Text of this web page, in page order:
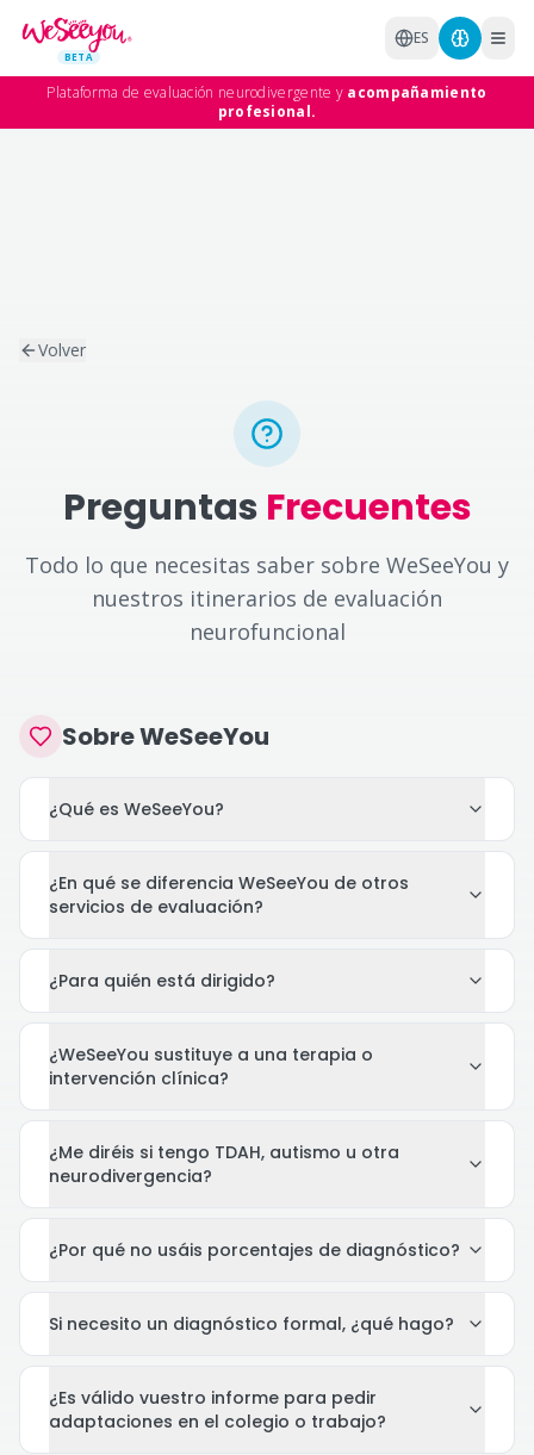
Saltar al contenido principal
BETA
ES
Plataforma de evaluación neurodivergente y acompañamiento
profesional.
Volver
Preguntas Frecuentes
Todo lo que necesitas saber sobre WeSeeYou y
nuestros itinerarios de evaluación
neurofuncional
Sobre WeSeeYou
¿Qué es WeSeeYou?
¿En qué se diferencia WeSeeYou de otros
servicios de evaluación?
¿Para quién está dirigido?
¿WeSeeYou sustituye a una terapia o
intervención clínica?
¿Me diréis si tengo TDAH, autismo u otra
neurodivergencia?
¿Por qué no usáis porcentajes de diagnóstico?
Si necesito un diagnóstico formal, ¿qué hago?
¿Es válido vuestro informe para pedir
adaptaciones en el colegio o trabajo?